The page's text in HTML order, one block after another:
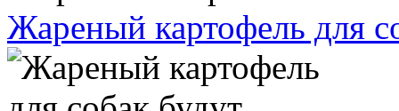
Жареный картофель для